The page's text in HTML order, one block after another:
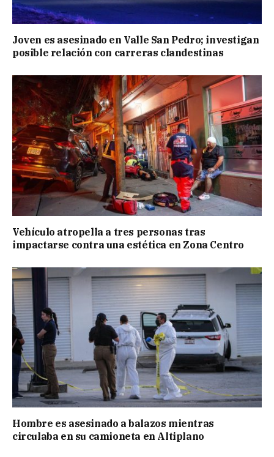
Joven es asesinado en Valle San Pedro; investigan
posible relación con carreras clandestinas
Vehículo atropella a tres personas tras
impactarse contra una estética en Zona Centro
Hombre es asesinado a balazos mientras
circulaba en su camioneta en Altiplano